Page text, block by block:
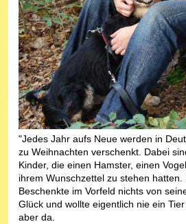
"Jedes Jahr aufs Neue werden in
zu Weihnachten verschenkt. Dabei
Kinder, die einen Hamster, einen
ihrem Wunschzettel zu stehen
Beschenkte im Vorfeld nichts von
Glück und wollte eigentlich nie ein
aber da.